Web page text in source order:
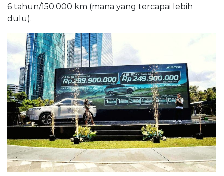
6 tahun/150.000 km (mana yang tercapai lebih
dulu).